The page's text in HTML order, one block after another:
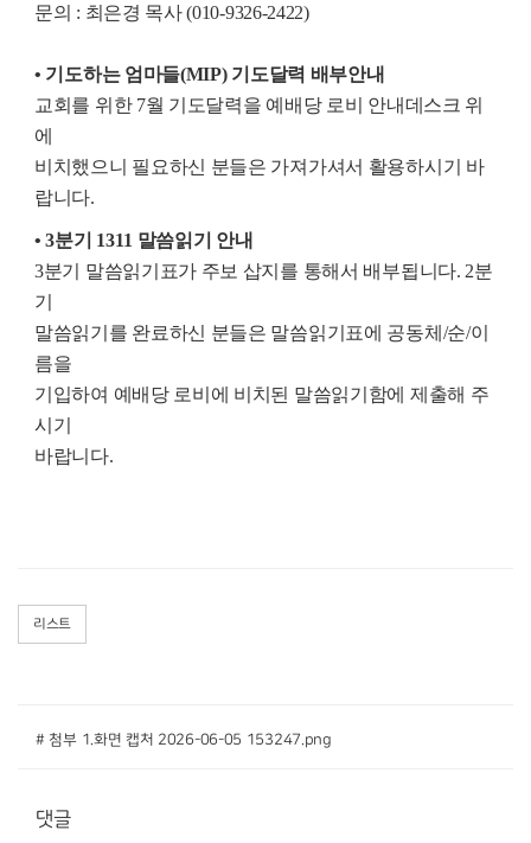
문의 : 최은경 목사 (010-9326-2422)
• 기도하는 엄마들(MIP) 기도달력 배부안내
교회를 위한 7월 기도달력을 예배당 로비 안내데스크 위
에
비치했으니 필요하신 분들은 가져가셔서 활용하시기 바
랍니다.
• 3분기 1311 말씀읽기 안내
3분기 말씀읽기표가 주보 삽지를 통해서 배부됩니다. 2분
기
말씀읽기를 완료하신 분들은 말씀읽기표에 공동체/순/이
름을
기입하여 예배당 로비에 비치된 말씀읽기함에 제출해 주
시기
바랍니다.
리스트
# 첨부 1.화면 캡처 2026-06-05 153247.png
댓글